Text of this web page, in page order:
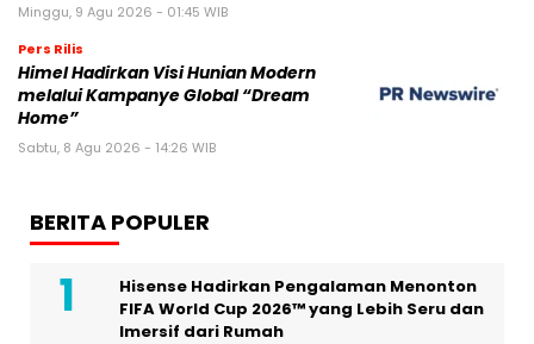
Minggu, 9 Agu 2026 - 01:45 WIB
Pers Rilis
Himel Hadirkan Visi Hunian Modern
melalui Kampanye Global “Dream
Home”
Sabtu, 8 Agu 2026 - 14:26 WIB
BERITA POPULER
Hisense Hadirkan Pengalaman Menonton
FIFA World Cup 2026™ yang Lebih Seru dan
Imersif dari Rumah